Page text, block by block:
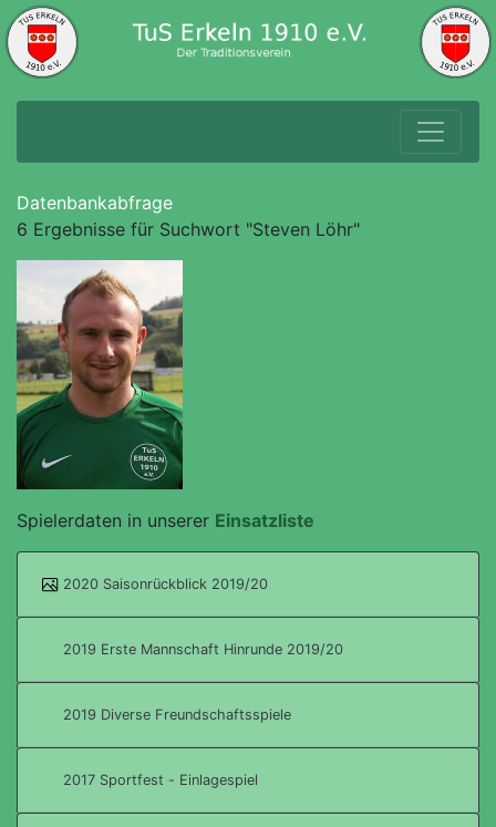
Datenbankabfrage
6 Ergebnisse für Suchwort "Steven Löhr"
Spielerdaten in unserer Einsatzliste
2020 Saisonrückblick 2019/20
2019 Erste Mannschaft Hinrunde 2019/20
2019 Diverse Freundschaftsspiele
2017 Sportfest - Einlagespiel